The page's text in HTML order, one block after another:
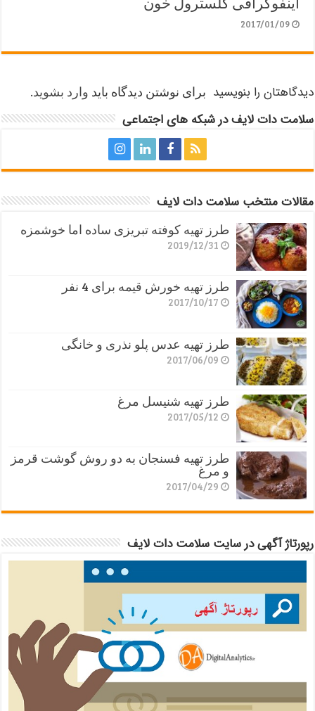
2017/01/09
دیدگاهتان را بنویسید برای نوشتن دیدگاه باید وارد بشوید.
سلامت دات لایف در شبکه های اجتماعی
مقالات منتخب سلامت دات لایف
طرز تهیه کوفته تبریزی ساده اما خوشمزه
2019/12/31
طرز تهیه خورش قیمه برای 4 نفر
2017/10/17
طرز تهیه عدس پلو نذری و خانگی
2017/06/09
طرز تهیه شنیسل مرغ
2017/05/12
طرز تهیه فسنجان به دو روش گوشت قرمز
و مرغ
2017/04/29
رپورتاژ آگهی در سایت سلامت دات لایف